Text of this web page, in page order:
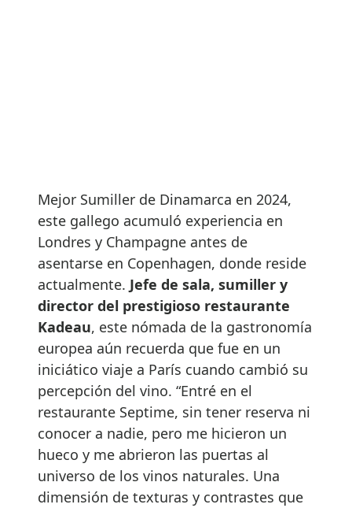
Mejor Sumiller de Dinamarca en 2024,
este gallego acumuló experiencia en
Londres y Champagne antes de
asentarse en Copenhagen, donde reside
actualmente. Jefe de sala, sumiller y
director del prestigioso restaurante
Kadeau, este nómada de la gastronomía
europea aún recuerda que fue en un
iniciático viaje a París cuando cambió su
percepción del vino. “Entré en el
restaurante Septime, sin tener reserva ni
conocer a nadie, pero me hicieron un
hueco y me abrieron las puertas al
universo de los vinos naturales. Una
dimensión de texturas y contrastes que